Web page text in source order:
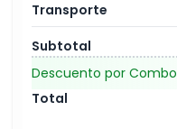
Transporte
Subtotal
Descuento por Combo
Total